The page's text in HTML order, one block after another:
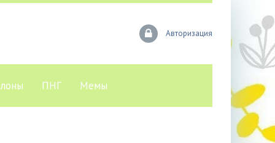
Авторизация
ПНГ Мемы